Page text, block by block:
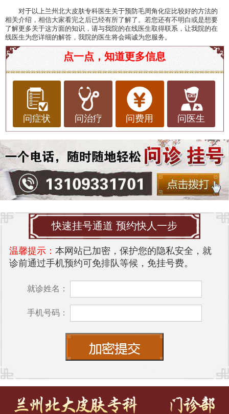
对于以上兰州北大皮肤专科医生关于预防毛周角化症比较好的方法的
相关介绍，相信大家看完之后已经有所了解了。若您还有不明白或是想要
了解更多关于这方面的知识，请与我院的在线医生取得联系，让我院的在
线医生为您详细的解答，我院的医生将会竭诚为您服务。
点一点，知道更多信息
问症状 问治疗 问费用 问医生
快速挂号通道 预约快人一步
温馨提示： 本网站已加密，保护您的隐私安全，就
诊前通过手机预约可免排队等候，免挂号费。
就诊姓名：
手机号码：